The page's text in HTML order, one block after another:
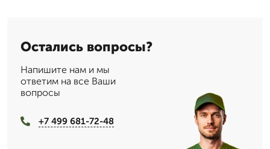
Остались вопросы?
Напишите нам и мы
ответим на все Ваши
вопросы
+7 499 681-72-48